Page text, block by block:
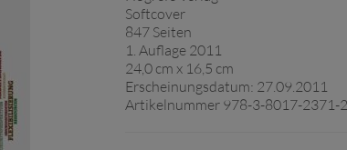
Softcover
847 Seiten
1. Auflage 2011
24,0 cm x 16,5 cm
Erscheinungsdatum: 27.09.2011
Artikelnummer 978-3-8017-2371-2